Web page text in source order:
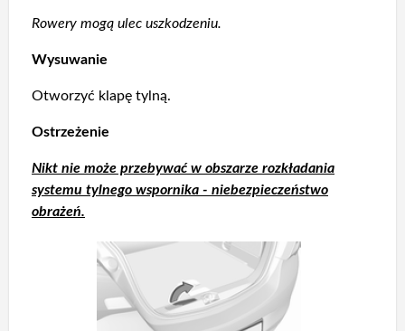
Rowery mogą ulec uszkodzeniu.
Wysuwanie
Otworzyć klapę tylną.
Ostrzeżenie
Nikt nie może przebywać w obszarze rozkładania
systemu tylnego wspornika - niebezpieczeństwo
obrażeń.